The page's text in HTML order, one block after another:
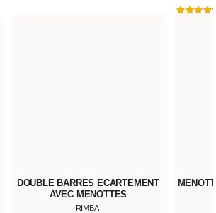
DOUBLE BARRES ÉCARTEMENT
AVEC MENOTTES
RIMBA